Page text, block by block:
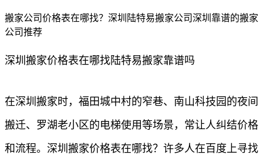
搬家公司价格表在哪找？深圳陆特易搬家公司深圳靠谱的搬家
公司推荐
深圳搬家价格表在哪找陆特易搬家靠谱吗
在深圳搬家时，福田城中村的窄巷、南山科技园的夜间
搬迁、罗湖老小区的电梯使用等场景，常让人纠结价格
和流程。深圳搬家价格表在哪找？许多人在百度上寻找